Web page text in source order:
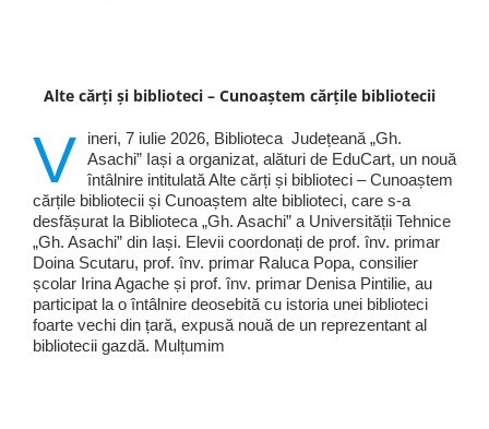
Alte cărți și biblioteci – Cunoaștem cărțile bibliotecii
V
ineri, 7 iulie 2026, Biblioteca Județeană „Gh.
Asachi” Iași a organizat, alături de EduCart, un nouă
întâlnire intitulată Alte cărți și biblioteci – Cunoaștem
cărțile bibliotecii și Cunoaștem alte biblioteci, care s-a
desfășurat la Biblioteca „Gh. Asachi” a Universității Tehnice
„Gh. Asachi” din Iași. Elevii coordonați de prof. înv. primar
Doina Scutaru, prof. înv. primar Raluca Popa, consilier
școlar Irina Agache și prof. înv. primar Denisa Pintilie, au
participat la o întâlnire deosebită cu istoria unei biblioteci
foarte vechi din țară, expusă nouă de un reprezentant al
bibliotecii gazdă. Mulțumim